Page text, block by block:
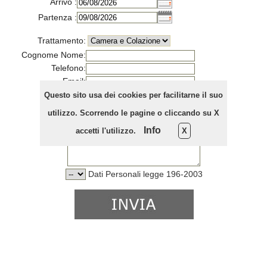
Questo sito usa dei cookies per facilitarne il suo
utilizzo. Scorrendo le pagine o cliccando su X
accetti l'utilizzo.
Info X